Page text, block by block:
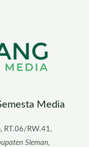
Media
RT.06/RW.41,
Sleman,